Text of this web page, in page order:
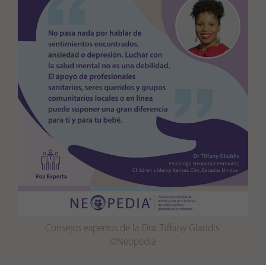
Consejos expertos de la Dra. Tiffany Gladdis.
©Neopedia